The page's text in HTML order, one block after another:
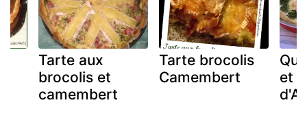
Tarte aux
brocolis et
camembert
Tarte brocolis
Camembert
et